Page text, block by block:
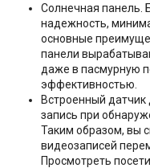
Солнечная панель.
надежность,
основные
панели
даже в пасмурную
эффективностью.
Встроенный
запись при
Таким образом, вы
видеозаписей
Просмотреть